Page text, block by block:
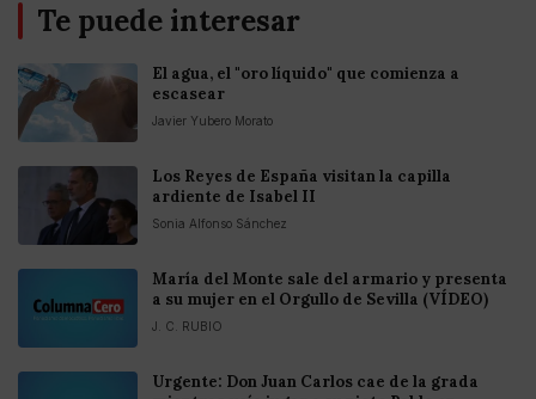
Te puede interesar
El agua, el "oro líquido" que comienza a
escasear
Javier Yubero Morato
Los Reyes de España visitan la capilla
ardiente de Isabel II
Sonia Alfonso Sánchez
María del Monte sale del armario y presenta
a su mujer en el Orgullo de Sevilla (VÍDEO)
J. C. RUBIO
Urgente: Don Juan Carlos cae de la grada